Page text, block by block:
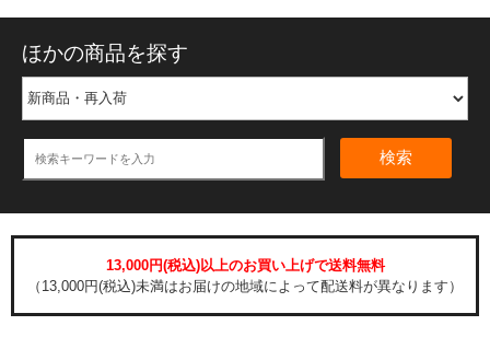
ほかの商品を探す
検索
13,000円(税込)以上のお買い上げで送料無料
（13,000円(税込)未満はお届けの地域によって配送料が異なります）